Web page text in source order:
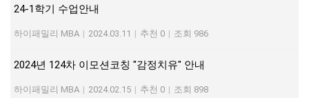
24-1학기 수업안내
하이패밀리 MBA | 2024.03.11 | 추천 0 | 조회 986
2024년 124차 이모션코칭 "감정치유" 안내
하이패밀리 MBA | 2024.02.15 | 추천 0 | 조회 898